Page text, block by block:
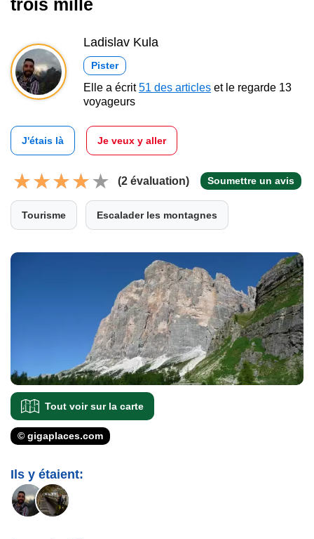
trois mille
Ladislav Kula
Pister
Elle a écrit51 des articles et le regarde 13
voyageurs
J'étais là Je veux y aller
(2 évaluation) Soumettre un avis
Tourisme Escalader les montagnes
Tout voir sur la carte
© gigaplaces.com
Ils y étaient: